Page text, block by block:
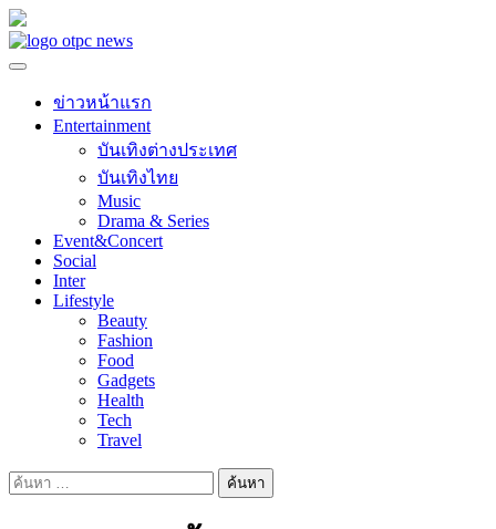
Skip
to
ข่าวหน้าแรก
Entertainment
บันเทิงต่างประเทศ
บันเทิงไทย
Music
Drama & Series
Event&Concert
Social
Inter
Lifestyle
Beauty
Fashion
Food
Gadgets
Health
Tech
Travel
ค้นหา